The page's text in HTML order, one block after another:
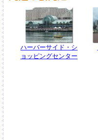
ハーバーサイド・シ
ョッピングセンター